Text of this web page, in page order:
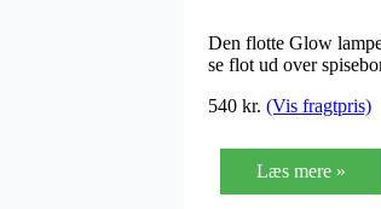
Den flotte Glow
se flot ud over
540 kr. (Vis fragtpris)
Læs mere »